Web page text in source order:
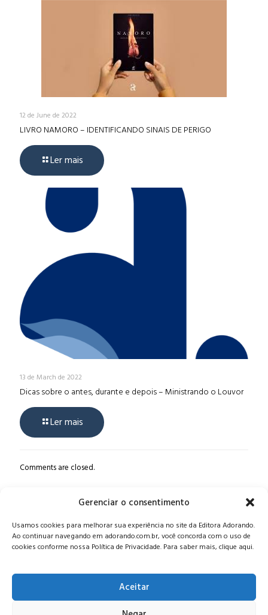
Gerenciar o consentimento
Usamos cookies para melhorar sua experiência no site da Editora Adorando.
Ao continuar navegando em adorando.com.br, você concorda com o uso de
cookies conforme nossa Política de Privacidade. Para saber mais, clique aqui.
Aceitar
12 de June de 2022
LIVRO NAMORO – IDENTIFICANDO SINAIS DE PERIGO
Ler mais
13 de March de 2022
Dicas sobre o antes, durante e depois – Ministrando o Louvor
Ler mais
Comments are closed.
Alameda Oscar Niemeyer, 1033 – 7º Andar - Portaria 04, Vila da
Serra - Nova Lima/MG, CEP: 34006-065 - MG
CONTATO:editora@adorando.com.br